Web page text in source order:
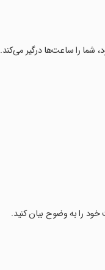
شما را ساعت‌ها درگیر می‌کند.
را به وضوح بیان کنید.